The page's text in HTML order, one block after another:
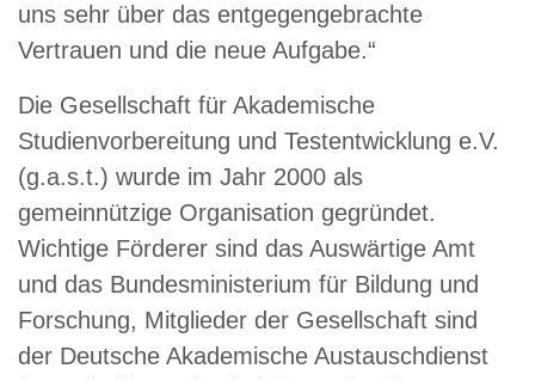
uns sehr über das entgegengebrachte
Vertrauen und die neue Aufgabe.“
Die Gesellschaft für Akademische
Studienvorbereitung und Testentwicklung e.V.
(g.a.s.t.) wurde im Jahr 2000 als
gemeinnützige Organisation gegründet.
Wichtige Förderer sind das Auswärtige Amt
und das Bundesministerium für Bildung und
Forschung, Mitglieder der Gesellschaft sind
der Deutsche Akademische Austauschdienst